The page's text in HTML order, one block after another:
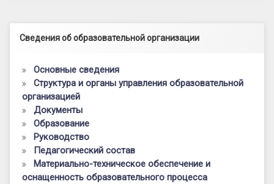
Левый сайдбар
Сведения об образовательной организации
Основные сведения
Структура и органы управления образовательной
организацией
Документы
Образование
Руководство
Педагогический состав
Материально-техническое обеспечение и
оснащенность образовательного процесса